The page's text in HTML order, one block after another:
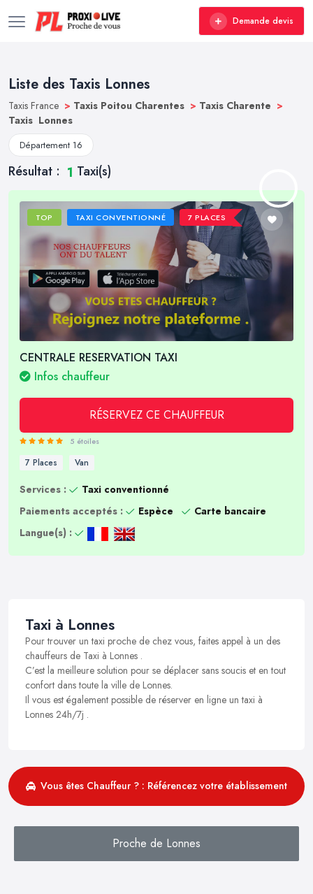
Demande devis
Liste des Taxis Lonnes
Taxis France > Taxis Poitou Charentes > Taxis Charente >
Taxis Lonnes
Département 16
Résultat : 1 Taxi(s)
TOP TAXI CONVENTIONNÉ 7 PLACES
CENTRALE RESERVATION TAXI
Infos chauffeur
RÉSERVEZ CE CHAUFFEUR
5 étoiles
7 Places Van
Services :
Taxi conventionné
Paiements acceptés :
Espèce
Carte bancaire
Langue(s) :
Taxi à Lonnes
Pour trouver un taxi proche de chez vous, faites appel à un des
chauffeurs de Taxi à Lonnes .
C’est la meilleure solution pour se déplacer sans soucis et en tout
confort dans toute la ville de Lonnes.
Il vous est également possible de réserver en ligne un taxi à
Lonnes 24h/7j .
Vous êtes Chauffeur ? : Référencez votre établissement
Proche de Lonnes